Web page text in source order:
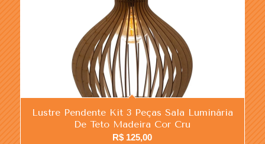
Lustre Pendente Kit 3 Peças Sala Luminária
De Teto Madeira Cor Cru
R$ 125,00